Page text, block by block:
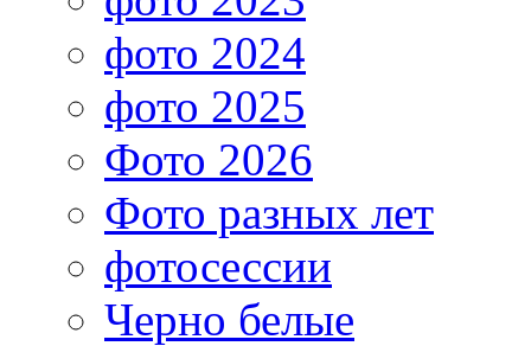
фото 2024
фото 2025
Фото 2026
Фото разных лет
фотосессии
Черно белые